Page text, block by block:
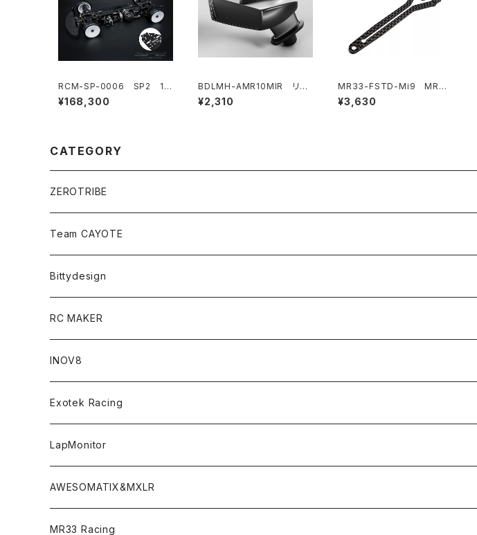
RCM-SP-0006 SP2 1/1
0 電動オンロードツーリング
カー 1.5mmアルミシャーシ
¥168,300
BDLMH-AMR10MIR リア
ビューミラーキット(LR) AMR
10 LMHボディ用
¥2,310
MR33-FSTD-Mi9 MR33
カーボンスプリットトップデッ
キ フロント 2.0mm Schuma
¥3,630
CATEGORY
ZEROTRIBE
Zetricks（Spare & Optional）
T4 MID Conversion Kit
T4 FWD Conversion Kit
BD9 MID Conversion Kit
Option Parts For TRF420,420X
Option Parts For TA08/TA08R
TA08
TA08R
Option Parts For XRAY T4
Option Parts For YOKOMO BD9
Team CAYOTE
Batteries
Merchandise
Accessories
CREST ESC
CREST X EVO
CRESR RS120
CREST Stocki Motor
CREST Modi Motor
Special Set（ZEROTRIBEオリジナル）
Bittydesign
On-Road Clear Body＜オンロード用ボディ＞
GT8 （1/8 W/B325mm,W/B360mm）
LMH （1/10 190mm）
Liquid Mask＜リキッドマスク＞
Accessories＜バッグ/その他製品＞
Stencils＜エアブラシ用ステンシル＞
RC MAKER
SP2＜組立キット／スペアー＆オプションパーツ＞
SP1＜組立キット／スペアー＆オプションパーツ＞
SP1-F＜組立キット／スペアー＆オプションパーツ＞
Awesomatix
A800MMX
XRAY
INOV8
Bodyshell Accessories
Setup Tools
Pit Accessories
Radio Accessories
Exotek Racing
Bodies
F1ULTRA
RUBBER TIRES＆WHEEL
LapMonitor
Decoder
Transponder
AWESOMATIX&MXLR
A800R（KIT＆Spare & Optional）
MR33 Racing